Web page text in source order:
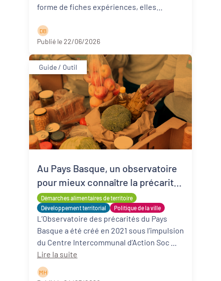
forme de fiches expériences, elles
Lire la suite
D B
Publié le 22/06/2026
Guide / Outil
Démarches alimentaires de territoire
Développement territorial
Politique de la ville
Au Pays Basque, un observatoire
pour mieux connaître la précarité
alimentaire
L’Observatoire des précarités du Pays
Basque a été créé en 2021 sous l’impulsion
Lire la suite
M H